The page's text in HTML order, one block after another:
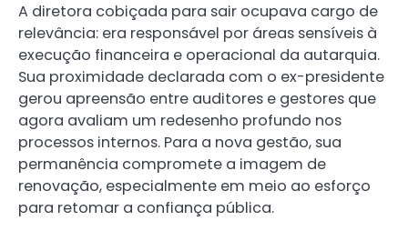
A diretora cobiçada para sair ocupava cargo de
relevância: era responsável por áreas sensíveis à
execução financeira e operacional da autarquia.
Sua proximidade declarada com o ex-presidente
gerou apreensão entre auditores e gestores que
agora avaliam um redesenho profundo nos
processos internos. Para a nova gestão, sua
permanência compromete a imagem de
renovação, especialmente em meio ao esforço
para retomar a confiança pública.